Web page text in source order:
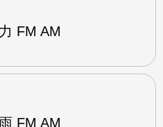
FM AM
FM AM